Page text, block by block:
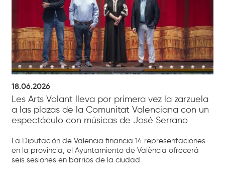
18.06.2026
Les Arts Volant lleva por primera vez la zarzuela
a las plazas de la Comunitat Valenciana con un
espectáculo con músicas de José Serrano
La Diputación de Valencia financia 14 representaciones
en la provincia, el Ayuntamiento de València ofrecerá
seis sesiones en barrios de la ciudad